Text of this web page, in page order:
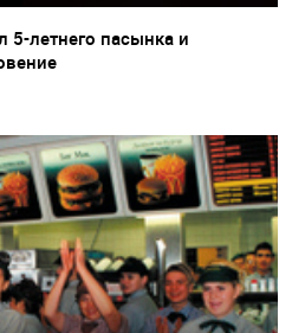
5-летнего пасынка и